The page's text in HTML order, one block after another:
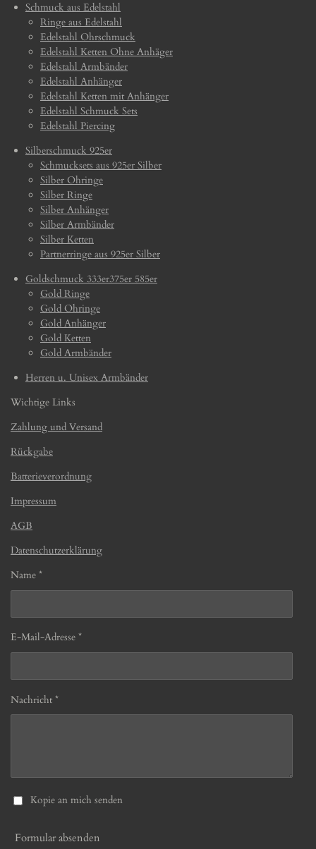
Schmuck aus Edelstahl
Ringe aus Edelstahl
Edelstahl Ohrschmuck
Edelstahl Ketten Ohne Anhäger
Edelstahl Armbänder
Edelstahl Anhänger
Edelstahl Ketten mit Anhänger
Edelstahl Schmuck Sets
Edelstahl Piercing
Silberschmuck 925er
Schmucksets aus 925er Silber
Silber Ohringe
Silber Ringe
Silber Anhänger
Silber Armbänder
Silber Ketten
Partnerringe aus 925er Silber
Goldschmuck 333er375er 585er
Gold Ringe
Gold Ohringe
Gold Anhänger
Gold Ketten
Gold Armbänder
Herren u. Unisex Armbänder
Wichtige Links
Zahlung und Versand
Rückgabe
Batterieverordnung
Impressum
AGB
Datenschutzerklärung
Name *
E-Mail-Adresse *
Nachricht *
Kopie an mich senden
Formular absenden